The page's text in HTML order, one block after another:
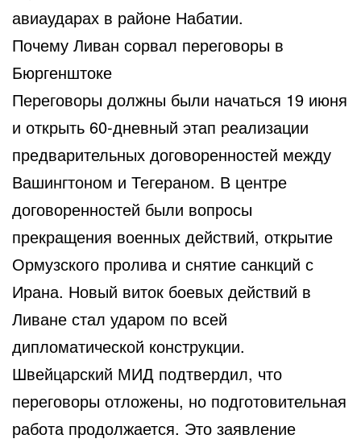
авиаударах в районе Набатии.
Почему Ливан сорвал переговоры в
Бюргенштоке
Переговоры должны были начаться 19 июня
и открыть 60-дневный этап реализации
предварительных договоренностей между
Вашингтоном и Тегераном. В центре
договоренностей были вопросы
прекращения военных действий, открытие
Ормузского пролива и снятие санкций с
Ирана. Новый виток боевых действий в
Ливане стал ударом по всей
дипломатической конструкции.
Швейцарский МИД подтвердил, что
переговоры отложены, но подготовительная
работа продолжается. Это заявление